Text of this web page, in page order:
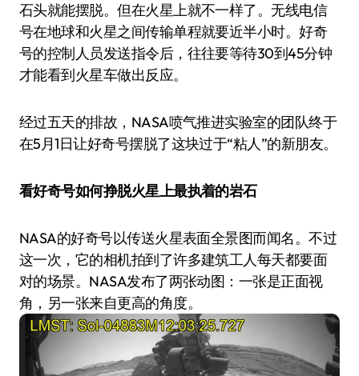
石头就能摆脱。但在火星上就不一样了。无线电信
号在地球和火星之间传输单程就要近半小时。好奇
号的控制人员发送指令后，往往要等待30到45分钟
才能看到火星车做出反应。
经过五天的排故，NASA喷气推进实验室的团队终于
在5月1日让好奇号摆脱了这块过于“粘人”的新朋友。
看好奇号如何挣脱火星上最执着的岩石
NASA的好奇号以传送火星表面全景图而闻名。不过
这一次，它的相机拍到了许多建筑工人每天都要面
对的场景。NASA发布了两张动图：一张是正面视
角，另一张来自更高的角度。